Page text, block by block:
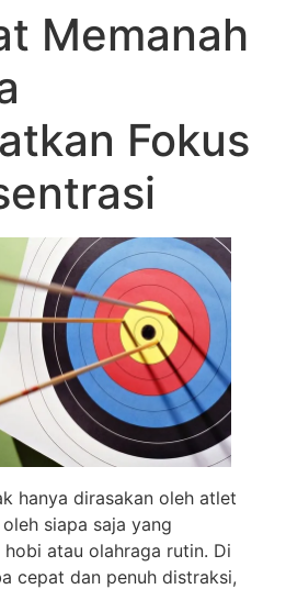
Memanah
Fokus
hanya dirasakan oleh atlet
siapa saja yang
atau olahraga rutin. Di
cepat dan penuh distraksi,